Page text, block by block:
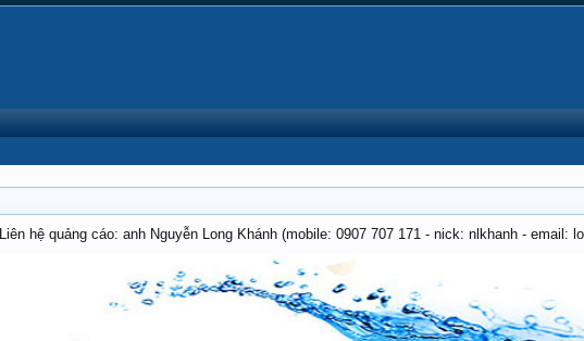
Liên hệ quảng cáo: anh Nguyễn Long Khánh (mobile: 0907 707 171 - nick: nlkhanh - email: